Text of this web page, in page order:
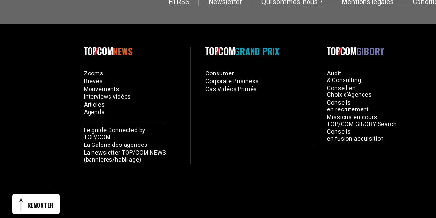
Fil RSS Newsletter Qui sommes-nous ? Mentions légales
NEWS
Zooms
Brèves
Mouvements
Interviews vidéos
Articles
Agenda
Le guide Connected by
TOP/COM
La Galerie des agences
La newsletter TOP/COM NEWS
(bannières/habillage)
GRAND PRIX
Consumer
Corporate Business
Cas Vidéos Primés
GIBORY
Audit
& Consulting
Conseil en
Choix d’Agences
Conseils
en recrutement
Missions en cours
TOP/COM GIBORY Search
Conseils
en fusion acquisition
REMONTER